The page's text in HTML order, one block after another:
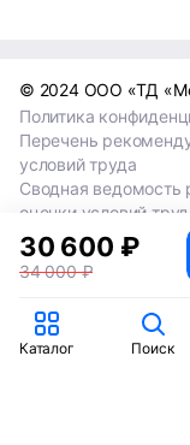
30 600 ₽
34 000 ₽
© 2024 ООО «ТД
Политика
Перечень
условий труда
Сводная ведомость
оценки условий
Сводная ведомость
оценки условий
Сводная ведомость
оценки условий
Каталог Поиск